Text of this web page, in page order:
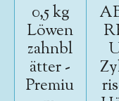
0,5 kg
Löwen
zahnbl
ätter -
Premiu